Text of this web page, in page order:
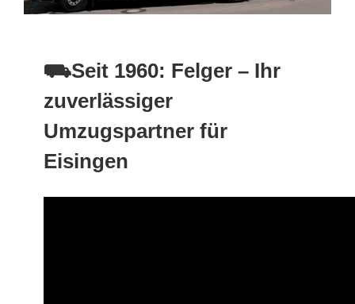
⛟Seit 1960: Felger – Ihr
zuverlässiger
Umzugspartner für
Eisingen